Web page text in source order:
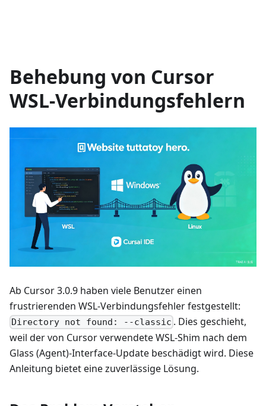
Behebung von Cursor
WSL-Verbindungsfehlern
Ab Cursor 3.0.9 haben viele Benutzer einen
frustrierenden WSL-Verbindungsfehler festgestellt:
Directory not found: --classic . Dies geschieht,
weil der von Cursor verwendete WSL-Shim nach dem
Glass (Agent)-Interface-Update beschädigt wird. Diese
Anleitung bietet eine zuverlässige Lösung.